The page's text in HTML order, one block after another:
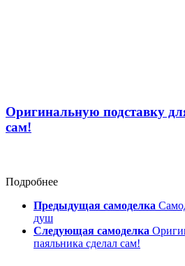
Оригинальную подставку
сам!
Подробнее
Предыдущая самоделка
душ
Следующая самоделка
паяльника сделал сам!